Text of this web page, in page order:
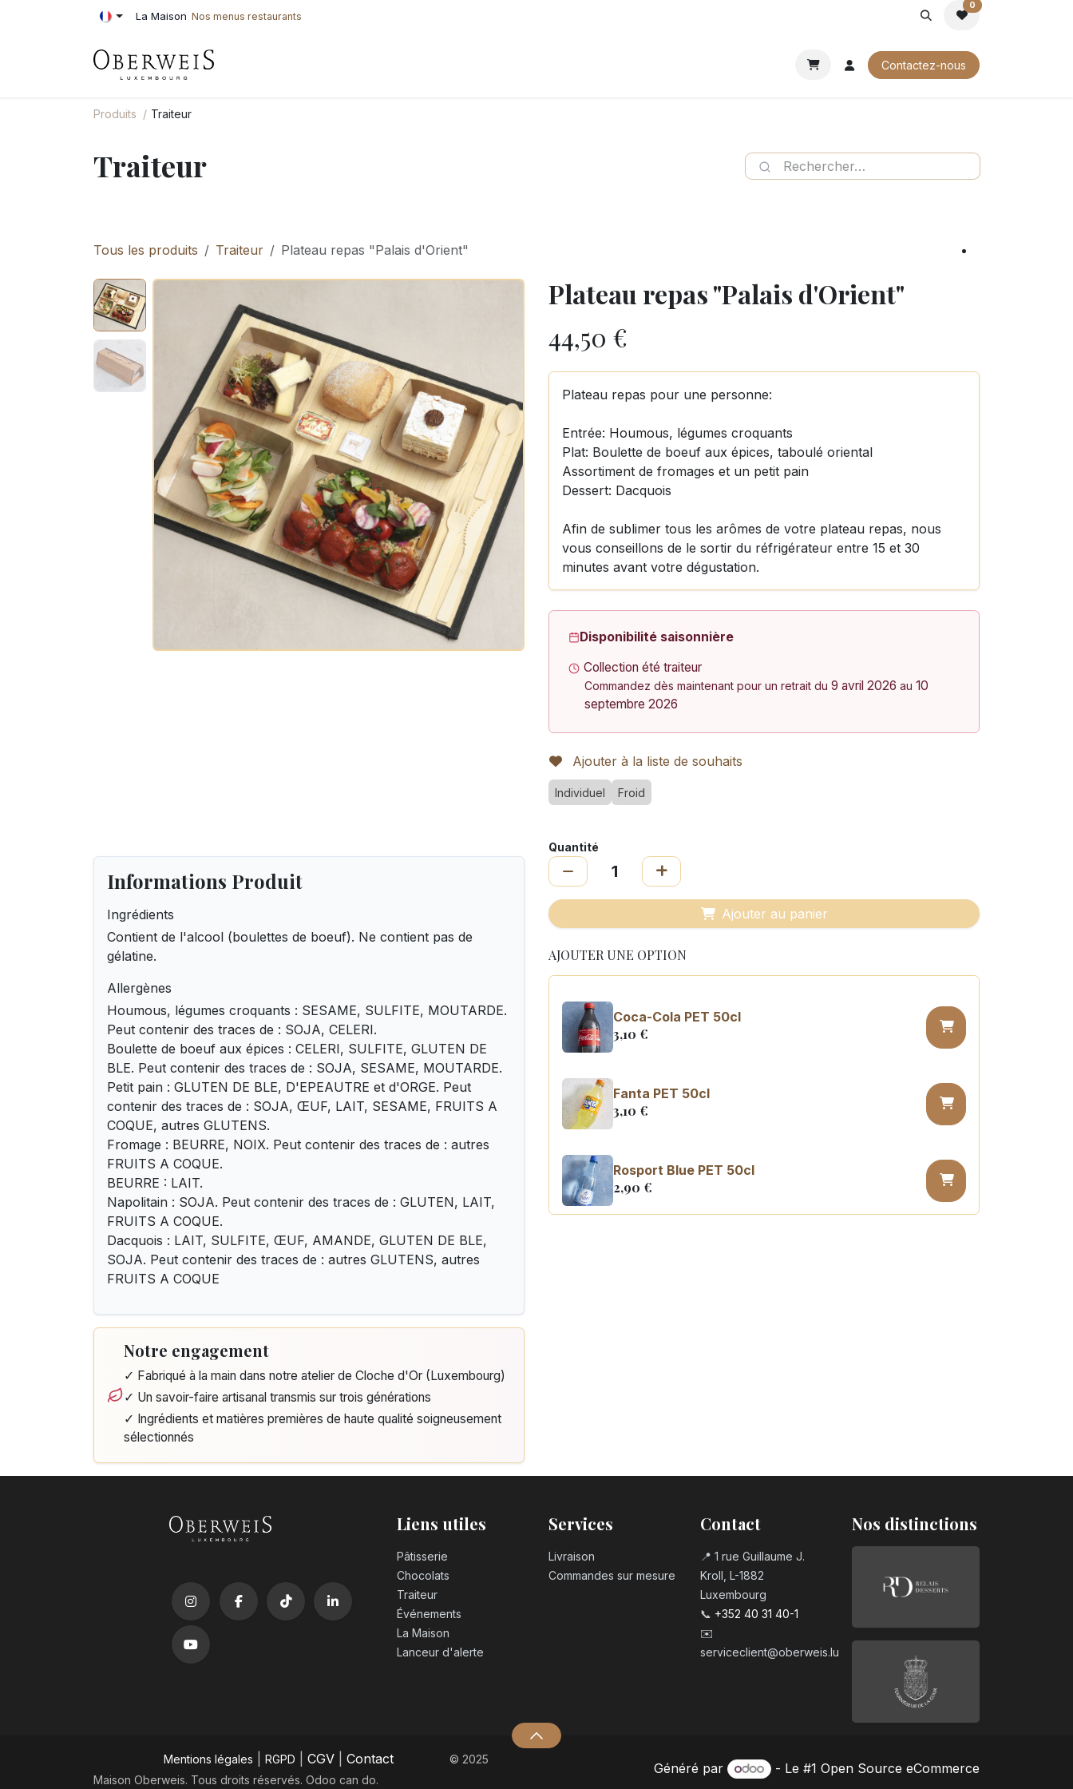
Se rendre au contenu La Maison Nos menus restaurants
0
Contactez-nous
Produits Traiteur
Traiteur
Tous les produits Traiteur Plateau repas "Palais d'Orient"
Plateau repas "Palais d'Orient"
44,50 €
Plateau repas pour une personne:
Entrée: Houmous, légumes croquants
Plat: Boulette de boeuf aux épices, taboulé oriental
Assortiment de fromages et un petit pain
Dessert: Dacquois
Afin de sublimer tous les arômes de votre plateau repas, nous
vous conseillons de le sortir du réfrigérateur entre 15 et 30
minutes avant votre dégustation.
Disponibilité saisonnière
Collection été traiteur
Commandez dès maintenant pour un retrait du 9 avril 2026 au 10
septembre 2026
Ajouter à la liste de souhaits
Individuel Froid
Informations Produit
Ingrédients
Contient de l'alcool (boulettes de boeuf). Ne contient pas de
gélatine.
Allergènes
Houmous, légumes croquants : SESAME, SULFITE, MOUTARDE.
Peut contenir des traces de : SOJA, CELERI.
Boulette de boeuf aux épices : CELERI, SULFITE, GLUTEN DE
BLE. Peut contenir des traces de : SOJA, SESAME, MOUTARDE.
Petit pain : GLUTEN DE BLE, D'EPEAUTRE et d'ORGE. Peut
contenir des traces de : SOJA, ŒUF, LAIT, SESAME, FRUITS A
COQUE, autres GLUTENS.
Fromage : BEURRE, NOIX. Peut contenir des traces de : autres
FRUITS A COQUE.
BEURRE : LAIT.
Napolitain : SOJA. Peut contenir des traces de : GLUTEN, LAIT,
FRUITS A COQUE.
Dacquois : LAIT, SULFITE, ŒUF, AMANDE, GLUTEN DE BLE,
SOJA. Peut contenir des traces de : autres GLUTENS, autres
FRUITS A COQUE
Notre engagement
✓ Fabriqué à la main dans notre atelier de Cloche d'Or (Luxembourg)
✓ Un savoir-faire artisanal transmis sur trois générations
✓ Ingrédients et matières premières de haute qualité soigneusement
sélectionnés
Quantité
Ajouter au panier
AJOUTER UNE OPTION
Coca-Cola PET 50cl
3,10 €
Fanta PET 50cl
3,10 €
Rosport Blue PET 50cl
2,90 €
Liens utiles
Pâtisserie
Chocolats
Traiteur
Événements
La Maison
Lanceur d'alerte
Services
Livraison
Commandes sur mesure
Contact
📍 1 rue Guillaume J.
Kroll, L-1882
Luxembourg
📞 +352 40 31 40-1
✉️
serviceclient@oberweis.lu
Nos distinctions
Mentions légales RGPD CGV Contact
© 2025
Maison Oberweis. Tous droits réservés. ​Odoo can do.
Généré par - Le #1 Open Source eCommerce